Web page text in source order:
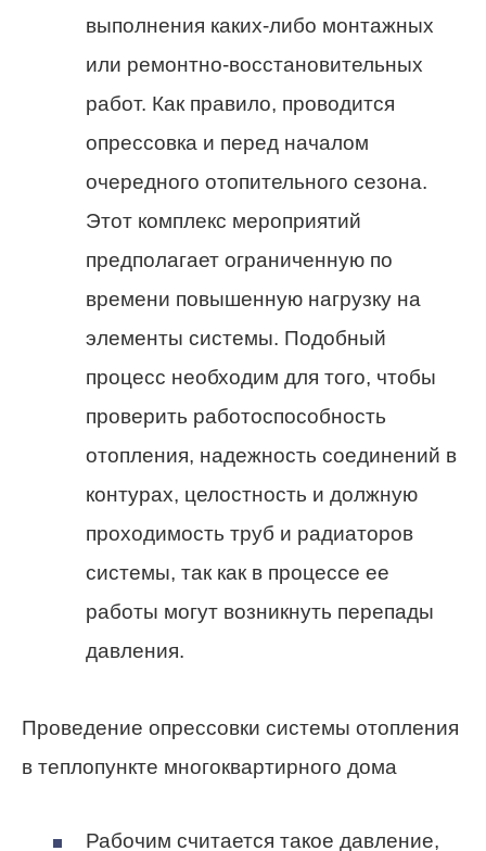
выполнения каких-либо монтажных
или ремонтно-восстановительных
работ. Как правило, проводится
опрессовка и перед началом
очередного отопительного сезона.
Этот комплекс мероприятий
предполагает ограниченную по
времени повышенную нагрузку на
элементы системы. Подобный
процесс необходим для того, чтобы
проверить работоспособность
отопления, надежность соединений в
контурах, целостность и должную
проходимость труб и радиаторов
системы, так как в процессе ее
работы могут возникнуть перепады
давления.
Проведение опрессовки системы отопления
в теплопункте многоквартирного дома
Рабочим считается такое давление,